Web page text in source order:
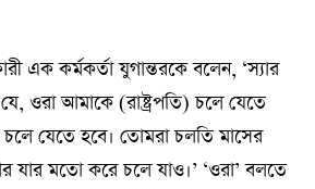
এক কর্মকর্তা যুগান্তরকে বলেন, ‘স্যার
ওরা আমাকে (রাষ্ট্রপতি) চলে যেতে
যেতে হবে। তোমরা চলতি মাসের
যার মতো করে চলে যাও।’ ‘ওরা’ বলতে